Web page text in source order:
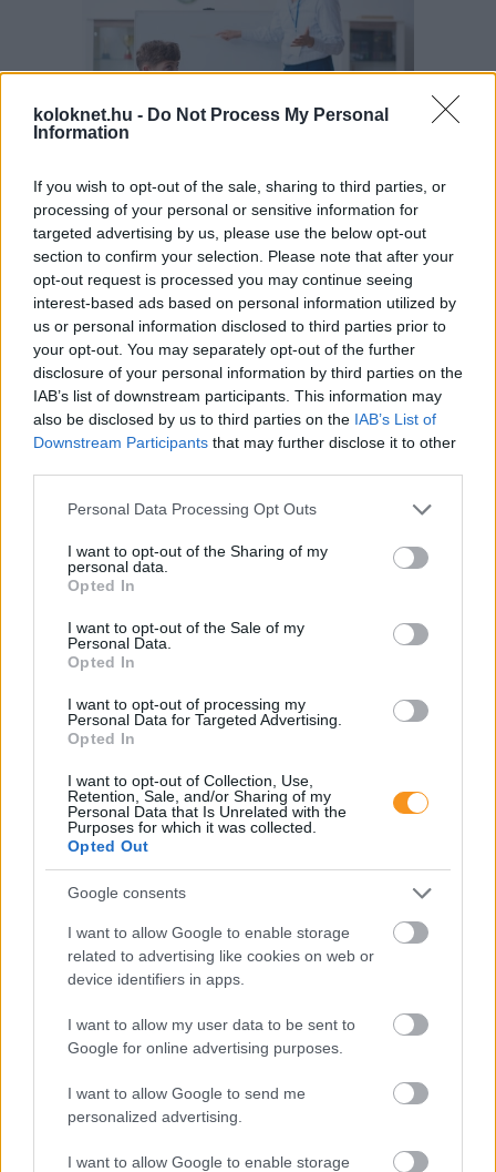
koloknet.hu - Do Not Process My Personal
Information
If you wish to opt-out of the sale, sharing to third parties, or
processing of your personal or sensitive information for
targeted advertising by us, please use the below opt-out
section to confirm your selection. Please note that after your
opt-out request is processed you may continue seeing
interest-based ads based on personal information utilized by
us or personal information disclosed to third parties prior to
your opt-out. You may separately opt-out of the further
disclosure of your personal information by third parties on the
IAB’s list of downstream participants. This information may
also be disclosed by us to third parties on the IAB’s List of
Downstream Participants that may further disclose it to other
Please note that this website/app uses one or more Google
not limited to your visit or usage behaviour. You may click to
grant or deny consent to Google and its third-party tags to
use your data for below specified purposes in below Google
consent section.
Personal Data Processing Opt Outs
I want to opt-out of the Sharing of my
personal data.
Opted In
I want to opt-out of the Sale of my
Personal Data.
Opted In
I want to opt-out of processing my
Personal Data for Targeted Advertising.
Opted In
I want to opt-out of Collection, Use,
Retention, Sale, and/or Sharing of my
Personal Data that Is Unrelated with the
Purposes for which it was collected.
Opted Out
Google consents
I want to allow Google to enable storage
related to advertising like cookies on web or
device identifiers in apps.
I want to allow my user data to be sent to
Google for online advertising purposes.
I want to allow Google to send me
personalized advertising.
I want to allow Google to enable storage
A szülők sokfélék, de abban legtöbben
egyetértenek: nem szeretnék, ha a tanár kiabálna
gyermekükkel az iskolában. Ám ha egy
pedagógusnak egyszerre több, mint húsz
gyermeket kell fegyelmeznie, segítség és korszerű
módszertani eszköztár nélkül könnyen
eszköztelennek érezheti magát, ennek pedig
gyakran a kiabálás a következménye.
Erre (is) kínál megoldást aPozitív Fegyelmezés az
módszertana, amelyet az elmúlt két
évben egy Erasmus+ partnerségi projekt keretében
próbáltak ki hat európai ország iskoláiban, a makói
Szignum Iskola
vezetésével.
Pelusos gyerek az oviban: Minden
pelenkás gyermeket fogadni? Milyen higiénés
szabályokat kötelező betartani a pelenkázó
helyiségben? Mi a helyzet az sni-s pelenkás
gyermekekkel, akiknél gyakrabban előfordulhat,
hogy a szobatisztasági gondok még fokozottabb
Folyton öntöget, gyúr és tapicskol?
10 szenzoros játék, amit imádni
fog az óvodás